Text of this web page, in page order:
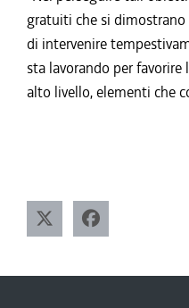
gratuiti che si dimostrano
di intervenire
sta lavorando per
alto livello, elementi che